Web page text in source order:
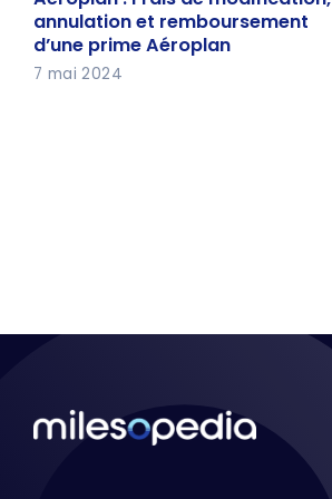
annulation et remboursement
d’une prime Aéroplan
annulation et remboursement
d’une prime Aéroplan
7 mai 2024